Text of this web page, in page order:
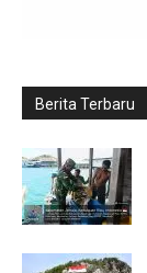
Berita Terbaru